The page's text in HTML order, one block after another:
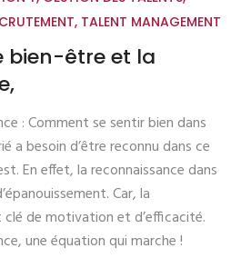
, TALENT MANAGEMENT
bien-être et la
: Comment se sentir bien dans
a besoin d’être reconnu dans ce
En effet, la reconnaissance dans
Car, la
de motivation et d’efficacité.
une équation qui marche !